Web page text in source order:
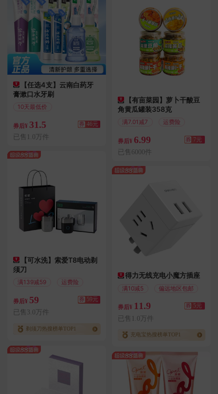
【任选4支】云南白药牙
膏漱口水牙刷
10天最低价
券后¥ 31.5 券 46元
已售1.0万件
【可水洗】索爱T8电动剃
须刀
满139减59 运费险
券后¥ 59 券 59元
已售3.0万件
剃须刀热搜榜单TOP1
【有亩菜园】萝卜干酸豆
角黄瓜罐装358克
满7.01减7 运费险
券后¥ 6.99 券 7元
已售6000件
得力无线充电小魔方插座
满10减5 偏远地区包邮
券后¥ 11.9 券 5元
已售1.0万件
充电宝热搜榜单TOP1